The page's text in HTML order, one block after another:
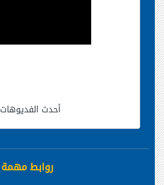
أحدث الفديوهات
روابط مهمة